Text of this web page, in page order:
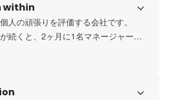
で市場価値を上げていきましょう！
within
人の頑張りを評価する会社です。
続くと、2ヶ月に1名マネージャーの
だ方には責任者としてどんどん事業